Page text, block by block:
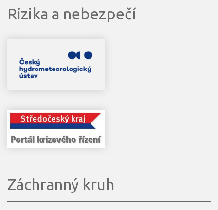
Rizika a nebezpečí
Záchranný kruh